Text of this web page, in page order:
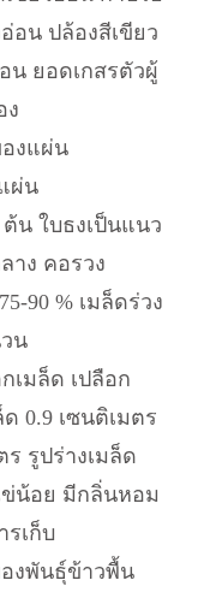
อน ปล้องสีเขียว
น ยอดเกสรตัวผู้
ง
องแผ่น
ผ่น
น ใบธงเป็นแนว
ง คอรวง
90 % เมล็ดร่วง
น
เมล็ด เปลือก
0.9 เซนติเมตร
ร รูปร่างเมล็ด
ข่น้อย มีกลิ่นหอม
รเก็บ
งพันธุ์ข้าวพื้น